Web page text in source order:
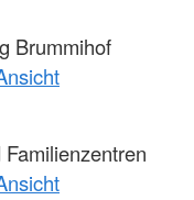
Brummihof